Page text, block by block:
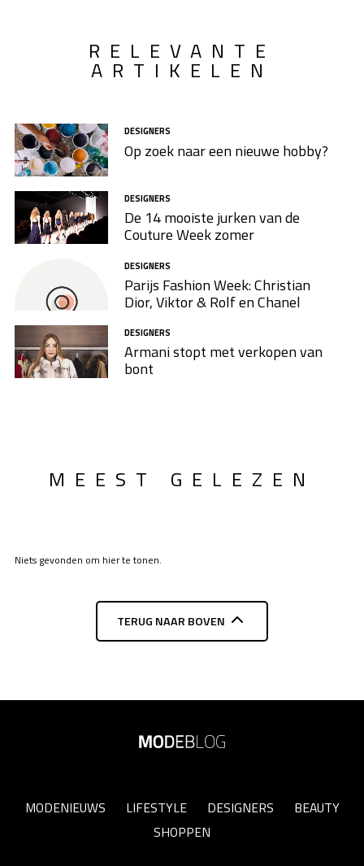
RELEVANTE
ARTIKELEN
DESIGNERS
Op zoek naar een nieuwe hobby?
DESIGNERS
De 14 mooiste jurken van de
Couture Week zomer
DESIGNERS
Parijs Fashion Week: Christian
Dior, Viktor & Rolf en Chanel
DESIGNERS
Armani stopt met verkopen van
bont
MEEST GELEZEN
Niets gevonden om hier te tonen.
TERUG NAAR BOVEN
MODENIEUWS LIFESTYLE DESIGNERS
BEAUTY
SHOPPEN